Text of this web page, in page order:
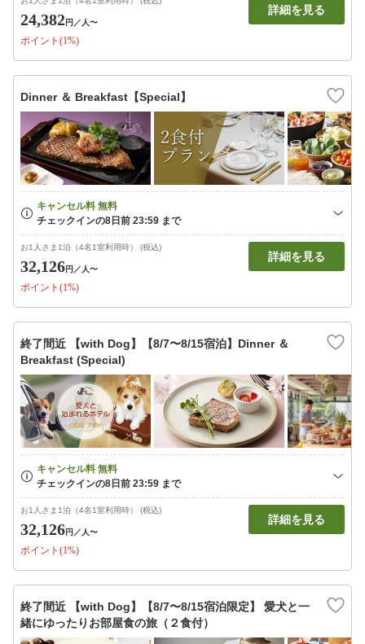
24,382円 ／人〜
ポイント(1%)
詳細を見る
Dinner ＆ Breakfast【Special】
お1人さま1泊（4名1室利用時） (税込)
32,126円 ／人〜
ポイント(1%)
詳細を見る
終了間近 【with Dog】【8/7〜8/15宿泊】Dinner ＆
Breakfast (Special)
お1人さま1泊（4名1室利用時） (税込)
32,126円 ／人〜
ポイント(1%)
詳細を見る
終了間近 【with Dog】【8/7〜8/15宿泊限定】 愛犬と一
緒にゆったりお部屋食の旅（２食付）